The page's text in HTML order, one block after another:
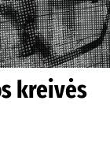
kreivės